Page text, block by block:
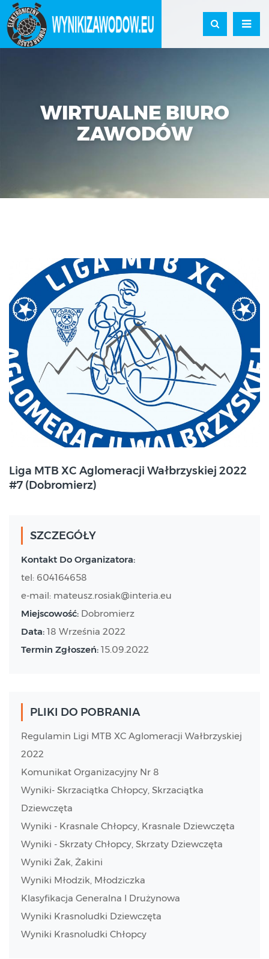
WIRTUALNE BIURO
ZAWODÓW
Dobromierz
Liga MTB XC Aglomeracji Wałbrzyskiej 2022
#7 (Dobromierz)
SZCZEGÓŁY
Kontakt Do Organizatora:
tel: 604164658
e-mail: mateusz.rosiak@interia.eu
Miejscowość: Dobromierz
Data: 18 Września 2022
Termin Zgłoszeń: 15.09.2022
PLIKI DO POBRANIA
Regulamin Ligi MTB XC Aglomeracji Wałbrzyskiej
2022
Komunikat Organizacyjny Nr 8
Wyniki- Skrzaciątka Chłopcy, Skrzaciątka
Dziewczęta
Wyniki - Krasnale Chłopcy, Krasnale Dziewczęta
Wyniki - Skrzaty Chłopcy, Skrzaty Dziewczęta
Wyniki Żak, Żakini
Wyniki Młodzik, Młodziczka
Klasyfikacja Generalna I Drużynowa
Wyniki Krasnoludki Dziewczęta
Wyniki Krasnoludki Chłopcy